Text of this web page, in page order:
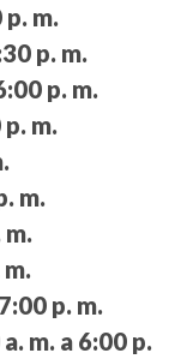
p. m.
p. m.
p. m.
m.
m.
m.
p. m.
m. a 6:00 p.